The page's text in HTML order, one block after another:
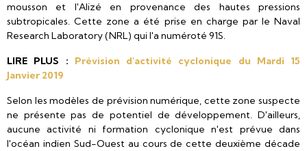
mousson et l'Alizé en provenance des hautes pressions
subtropicales. Cette zone a été prise en charge par le Naval
Research Laboratory (NRL) qui l'a numéroté 91S.
LIRE PLUS : Prévision d'activité cyclonique du Mardi 15
Janvier 2019
Selon les modèles de prévision numérique, cette zone suspecte
ne présente pas de potentiel de développement. D'ailleurs,
aucune activité ni formation cyclonique n'est prévue dans
l'océan indien Sud-Ouest au cours de cette deuxième décade